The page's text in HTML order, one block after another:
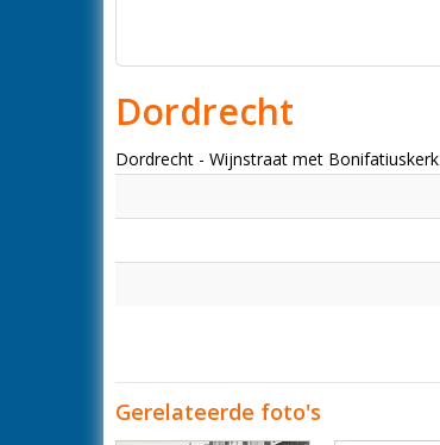
Dordrecht
Dordrecht - Wijnstraat met Bonifatiuskerk
Gerelateerde foto's